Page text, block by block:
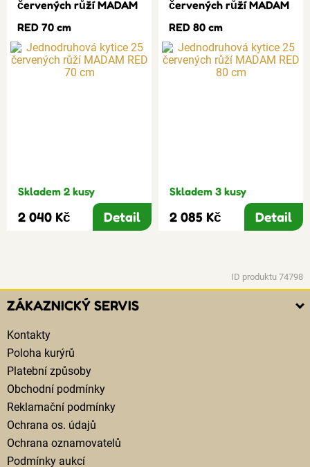
červených růží MADAM
RED 70 cm
Skladem 2 kusy
2 040 Kč Detail
červených růží MADAM
RED 80 cm
Skladem 3 kusy
2 085 Kč Detail
ID produktu 74798
ZÁKAZNICKÝ SERVIS
Kontakty
Poloha kurýrů
Platební způsoby
Obchodní podmínky
Reklamační podmínky
Ochrana os. údajů
Ochrana oznamovatelů
Podmínky aukcí